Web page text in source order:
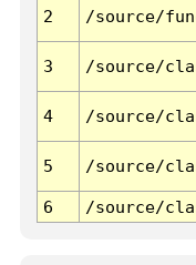
2 /source/
3 /source/
4 /source/
5 /source/
6 /source/